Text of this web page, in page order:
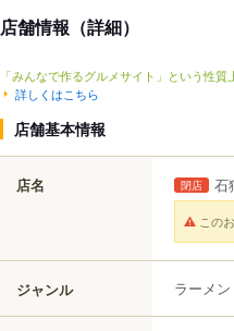
店舗情報（詳細）
「みんなで作るグルメサイト」という性
詳しくはこちら
店舗基本情報
店名 閉店 石
この
ジャンル ラーメン